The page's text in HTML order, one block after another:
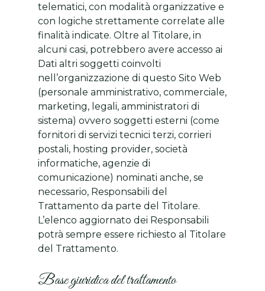
telematici, con modalità organizzative e
con logiche strettamente correlate alle
finalità indicate. Oltre al Titolare, in
alcuni casi, potrebbero avere accesso ai
Dati altri soggetti coinvolti
nell’organizzazione di questo Sito Web
(personale amministrativo, commerciale,
marketing, legali, amministratori di
sistema) ovvero soggetti esterni (come
fornitori di servizi tecnici terzi, corrieri
postali, hosting provider, società
informatiche, agenzie di
comunicazione) nominati anche, se
necessario, Responsabili del
Trattamento da parte del Titolare.
L’elenco aggiornato dei Responsabili
potrà sempre essere richiesto al Titolare
del Trattamento.
Base giuridica del trattamento